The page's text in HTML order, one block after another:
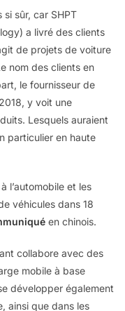
sûr, car SHPT
a livré des clients
de projets de voiture
nom des clients en
le fournisseur de
y voit une
Lesquels auraient
particulier en haute
l’automobile et les
véhicules dans 18
en chinois.
collabore avec des
mobile à base
développer également
ainsi que dans les